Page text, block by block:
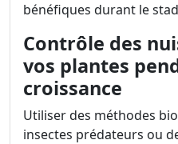
bénéfiques durant le
Contrôle des
vos plantes
croissance
Utiliser des méthodes
insectes prédateurs ou